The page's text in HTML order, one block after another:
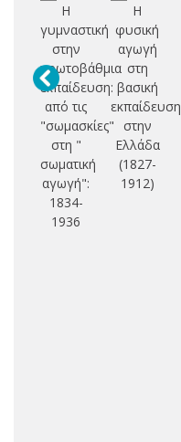
Η
γυμναστική
στην
πρωτοβάθμια
εκπαίδευση:
από τις
"σωμασκίες"
στη "
σωματική
αγωγή":
1834-
1936
Η
φυσική
αγωγή
στη
βασική
εκπαίδευση
στην
Ελλάδα
(1827-
1912)